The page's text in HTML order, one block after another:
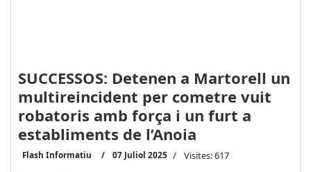
SUCCESSOS: Detenen a Martorell un
multireincident per cometre vuit
robatoris amb força i un furt a
establiments de l’Anoia
Flash Informatiu 07 Juliol 2025 Visites: 617